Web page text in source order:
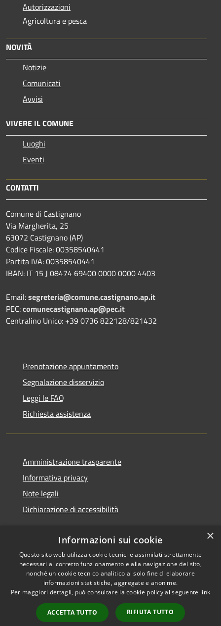
Autorizzazioni
Agricoltura e pesca
NOVITÀ
Notizie
Comunicati
Avvisi
VIVERE IL COMUNE
Luoghi
Eventi
CONTATTI
Comune di Castignano
Via Margherita, 25
63072 Castignano (AP)
Codice Fiscale: 00358540441
Partita IVA: 00358540441
IBAN: IT 15 J 08474 69400 0000 0000 4403
Email:segreteria@comune.castignano.ap.it
PEC:comunecastignano.ap@pec.it
Centralino Unico: +39 0736 822128/821432
Prenotazione appuntamento
Segnalazione disservizio
Leggi le FAQ
Richiesta assistenza
Amministrazione trasparente
Informativa privacy
Note legali
Dichiarazione di accessibilità
RSS
Accessibilità
Cookie
Mappa del sito
Extranet
Copyright © 2026 • Comune di
Castignano • Powered by
Municipium•Accesso
redazione
×
Informazioni sui cookie
Questo sito web utilizza cookie tecnici e assimilati strettamente
necessari al corretto funzionamento e alla navigazione del sito,
nonché un cookie tecnico analitico al solo fine di elaborare
informazioni statistiche, aggregate e anonime.
Per maggiori dettagli, può consultare la cookie policy al seguente link
ACCETTA TUTTO RIFIUTA TUTTO